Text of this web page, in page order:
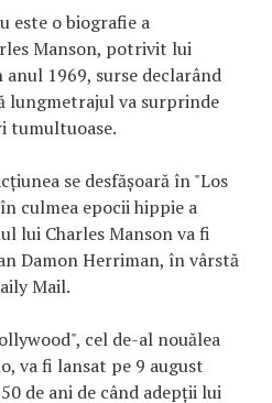
este o biografie a
Manson, potrivit lui
1969, surse declarând
lungmetrajul va surprinde
tumultuoase.
se desfășoară în "Los
culmea epocii hippie a
lui Charles Manson va fi
Damon Herriman, în vârstă
Mail.
cel de-al nouălea
va fi lansat pe 9 august
de ani de când adepții lui